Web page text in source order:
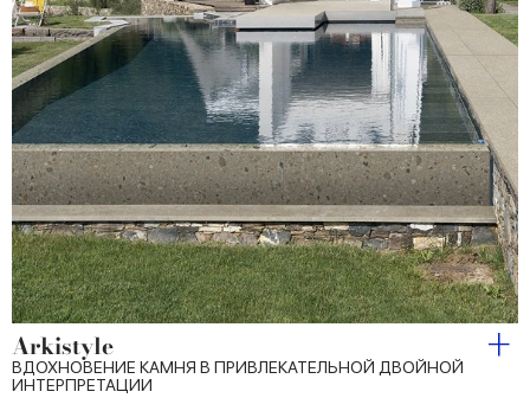
Arkistyle
ВДОХНОВЕНИЕ КАМНЯ В ПРИВЛЕКАТЕЛЬНОЙ ДВОЙНОЙ
ИНТЕРПРЕТАЦИИ